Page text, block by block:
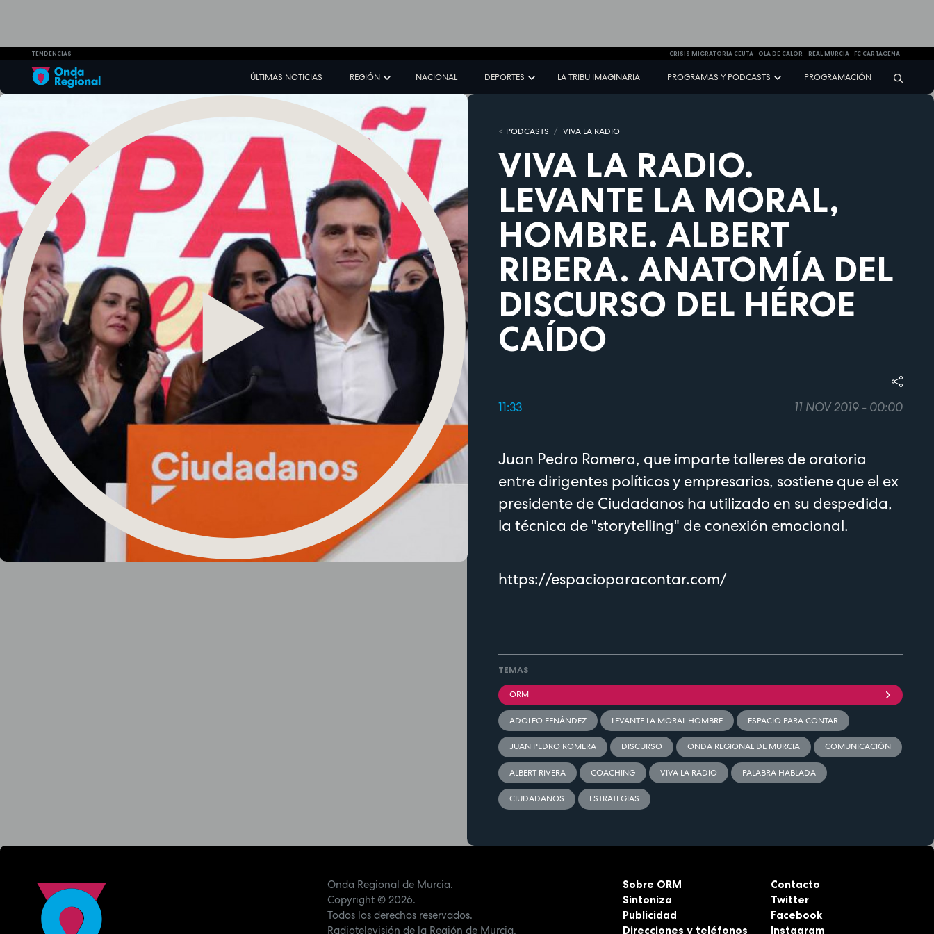
TENDENCIAS CRISIS MIGRATORIA CEUTA OLA DE CALOR REAL MURCIA FC CARTAGENA
ÚLTIMAS NOTICIAS REGIÓN NACIONAL DEPORTES LA TRIBU IMAGINARIA PROGRAMAS Y PODCASTS PROGRAMACIÓN
PODCASTS VIVA LA RADIO
VIVA LA RADIO.
LEVANTE LA MORAL,
HOMBRE. ALBERT
RIBERA. ANATOMÍA DEL
DISCURSO DEL HÉROE
CAÍDO
11:33 11 NOV 2019 - 00:00
Juan Pedro Romera, que imparte talleres de oratoria
entre dirigentes políticos y empresarios, sostiene que el ex
presidente de Ciudadanos ha utilizado en su despedida,
la técnica de "storytelling" de conexión emocional.
https://espacioparacontar.com/
TEMAS
ORM
ADOLFO FENÁNDEZ LEVANTE LA MORAL HOMBRE ESPACIO PARA CONTAR
JUAN PEDRO ROMERA DISCURSO ONDA REGIONAL DE MURCIA COMUNICACIÓN
ALBERT RIVERA COACHING VIVA LA RADIO PALABRA HABLADA
CIUDADANOS ESTRATEGIAS
Onda Regional de Murcia.
Copyright© 2026.
Todos los derechos reservados.
Radiotelevisión de la Región de Murcia.
Sobre ORM
Sintoniza
Publicidad
Direcciones y teléfonos
Contacto
Twitter
Facebook
Instagram